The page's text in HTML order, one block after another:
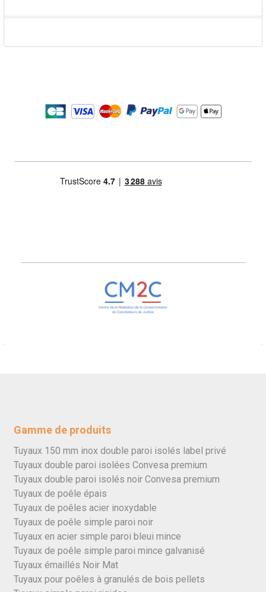
Gamme de produits
Tuyaux 150 mm inox double paroi isolés label privé
Tuyaux double paroi isolées Convesa premium
Tuyaux double paroi isolés noir Convesa premium
Tuyaux de poêle épais
Tuyaux de poêles acier inoxydable
Tuyaux de poêle simple paroi noir
Tuyaux en acier simple paroi bleui mince
Tuyaux de poêle simple paroi mince galvanisé
Tuyaux émaillés Noir Mat
Tuyaux pour poêles à granulés de bois pellets